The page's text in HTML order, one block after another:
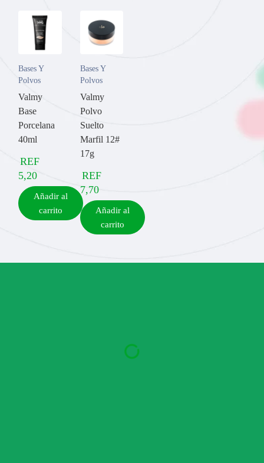
Bases Y
Polvos
Valmy
Base
Porcelana
40ml
REF
5,20
Añadir al
carrito
Bases Y
Polvos
Valmy
Polvo
Suelto
Marfil 12#
17g
REF
7,70
Añadir al
carrito